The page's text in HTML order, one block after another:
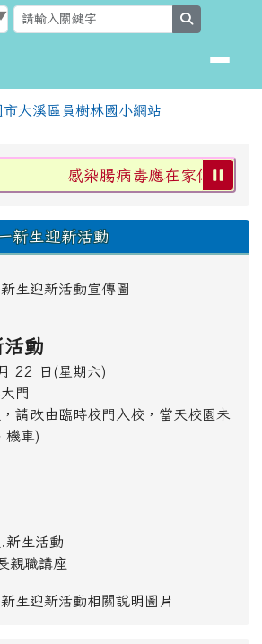
員樹林國小網站
感染腸病毒應在家休息不上
新生迎新活動
活動
22 日(星期六)
門
請改由臨時校門入校，當天校園未
機車)
生活動
親職講座